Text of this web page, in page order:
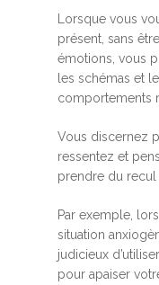
Lorsque vous
présent, sans
émotions, vous
les schémas et
comportements
Vous discernez
ressentez et
prendre du recul
Par exemple,
situation
judicieux
pour apaiser